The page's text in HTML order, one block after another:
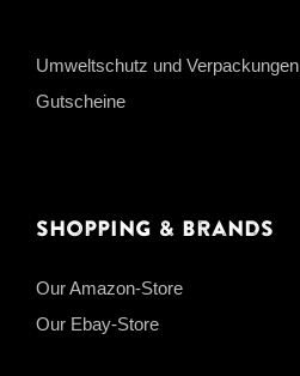
Umweltschutz und Verpackungen
Gutscheine
Shopping & Brands
Our Amazon-Store
Our Ebay-Store